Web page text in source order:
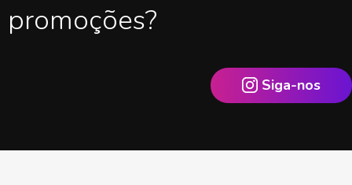
promoções?
Siga-nos